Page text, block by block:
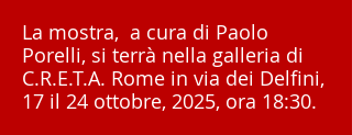
La mostra, a cura di Paolo
Porelli, si terrà nella galleria di
C.R.E.T.A. Rome in via dei Delfini,
17 il 24 ottobre, 2025, ora 18:30.